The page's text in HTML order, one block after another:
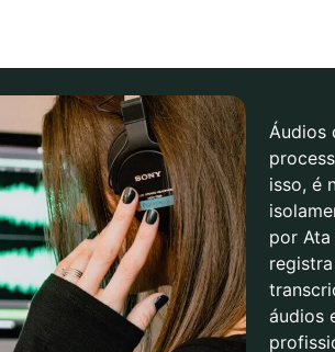
Áudios
isso, é
por
áudios